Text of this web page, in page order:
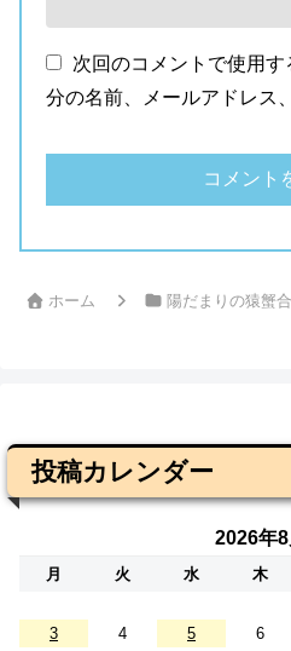
次回のコメントで使用
分の名前、メールアドレス
ホーム 陽だまりの猿蟹
投稿カレンダー
2026年8
月 火 水 木
3
4 5 6